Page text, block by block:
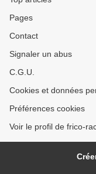
Pages
Contact
Signaler un abus
C.G.U.
Cookies et données
Préférences cookies
Voir le profil de frico-